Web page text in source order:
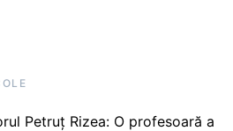
Petruț Rizea: O profesoară a